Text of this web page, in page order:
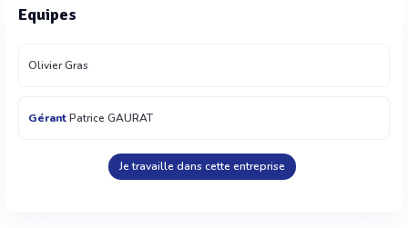
Equipes
Olivier Gras
GérantPatrice GAURAT
Je travaille dans cette entreprise